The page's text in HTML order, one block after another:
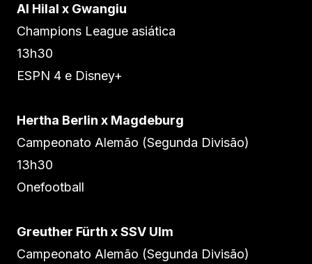
Al Hilal x Gwangiu
Champions League asiática
13h30
ESPN 4 e Disney+
Hertha Berlin x Magdeburg
Campeonato Alemão (Segunda Divisão)
13h30
Onefootball
Greuther Fürth x SSV Ulm
Campeonato Alemão (Segunda Divisão)